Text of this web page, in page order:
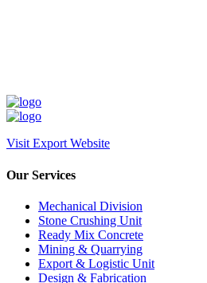
Visit Export Website
Our Services
Mechanical Division
Stone Crushing Unit
Ready Mix Concrete
Mining & Quarrying
Export & Logistic Unit
Design & Fabrication